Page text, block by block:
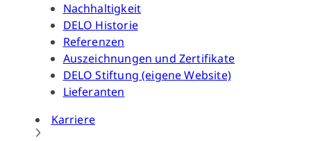
Nachhaltigkeit
DELO Historie
Referenzen
Auszeichnungen und Zertifikate
DELO Stiftung (eigene Website)
Lieferanten
Karriere